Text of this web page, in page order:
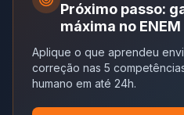
Próximo passo:
máxima no ENEM
Aplique o que aprendeu
correção nas 5
humano em até 24h.